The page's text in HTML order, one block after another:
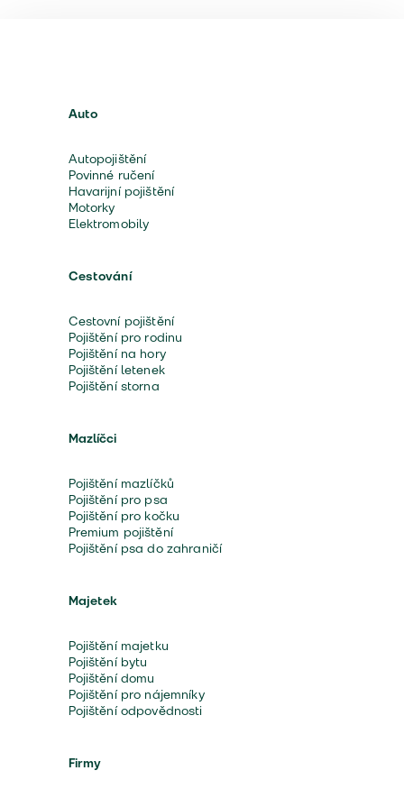
Auto
Autopojištění
Povinné ručení
Havarijní pojištění
Motorky
Elektromobily
Cestování
Cestovní pojištění
Pojištění pro rodinu
Pojištění na hory
Pojištění letenek
Pojištění storna
Mazlíčci
Pojištění mazlíčků
Pojištění pro psa
Pojištění pro kočku
Premium pojištění
Pojištění psa do zahraničí
Majetek
Pojištění majetku
Pojištění bytu
Pojištění domu
Pojištění pro nájemníky
Pojištění odpovědnosti
Firmy